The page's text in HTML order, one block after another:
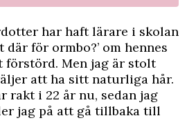
har haft lärare i skolan
där för ormbo?’ om hennes
förstörd. Men jag är stolt
att ha sitt naturliga hår.
rakt i 22 år nu, sedan jag
jag på att gå tillbaka till